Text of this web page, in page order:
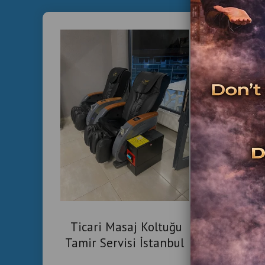
Ticari Masaj Koltuğu
Tamir Servisi İstanbul